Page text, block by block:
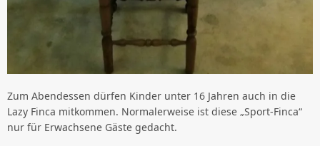
Zum Abendessen dürfen Kinder unter 16 Jahren auch in die
Lazy Finca mitkommen. Normalerweise ist diese „Sport-Finca“
nur für Erwachsene Gäste gedacht.